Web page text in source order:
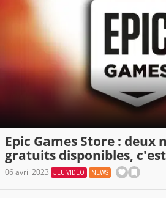
Epic Games Store : deux
gratuits disponibles,
06 avril 2023 JEU VIDÉO NEWS